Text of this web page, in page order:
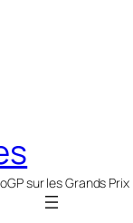
sur les Grands Prix